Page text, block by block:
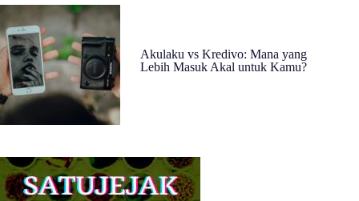
Akulaku vs Kredivo: Mana yang
Lebih Masuk Akal untuk Kamu?